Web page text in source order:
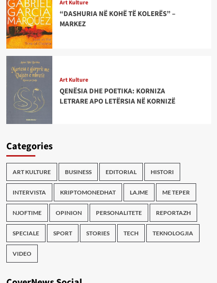
Art Kulture
“DASHURIA NË KOHË TË KOLERËS” –
MARKEZ
Art Kulture
QENËSIA DHE POETIKA: KORNIZA
LETRARE APO LETËRSIA NË KORNIZË
Categories
ART KULTURE BUSINESS EDITORIAL HISTORI
INTERVISTA KRIPTOMONEDHAT LAJME ME TEPER
NJOFTIME OPINION PERSONALITETE REPORTAZH
SPECIALE SPORT STORIES TECH TEKNOLOGJIA
VIDEO